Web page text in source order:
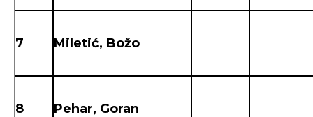
7 Miletić, Božo
8 Pehar, Goran